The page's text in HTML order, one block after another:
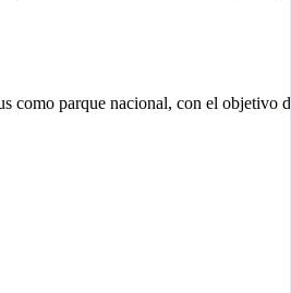
como parque nacional, con el objetivo